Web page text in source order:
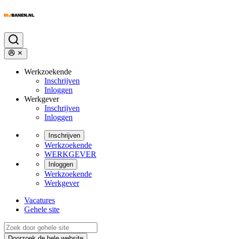
Werkzoekende
Inschrijven
Inloggen
Werkgever
Inschrijven
Inloggen
Inschrijven
Werkzoekende
WERKGEVER
Inloggen
Werkzoekende
Werkgever
Vacatures
Gehele site